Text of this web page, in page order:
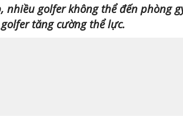
golfer không thể đến phòng
tăng cường thể lực.